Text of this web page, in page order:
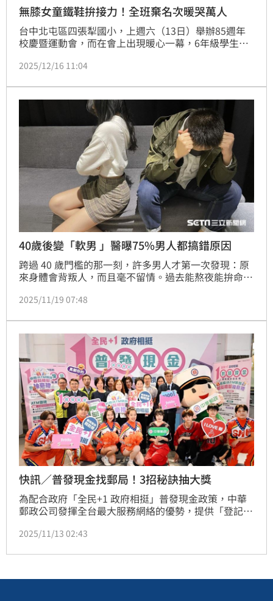
無膝女童鐵鞋拚接力！全班棄名次暖哭萬人
台中北屯區四張犁國小，上週六（13日）舉辦85週年
校慶暨運動會，而在會上出現暖心一幕，6年級學生的
在全班支持下，擔任比賽最後一棒，穿著鐵鞋支架在賽
的一幕，讓所有師生都感動不已。而畫面曝光後，也在
網路上引發熱議，網友們除了大讚宥萱很勇敢，也讚嘆
全班師生不在乎名次，讓孩子們留下最美好的回憶。
2025/12/16 11:04
40歲後變「軟男 」醫曝75%男人都搞錯原因
跨過 40 歲門檻的那一刻，許多男人才第一次發現：原
來身體會背叛人，而且毫不留情。過去能熬夜能拚命、
卡住、無力、反應鈍到陌生。那是一種說不出口的挫敗
是：多數人以為自己的問題是腎虛，但醫界指出：75%
的根源都不在腎，而是在「血管」。（記者唐家興）
2025/11/19 07:48
快訊／普發現金找郵局！3招秘訣抽大獎
為配合政府「全民+1 政府相挺」普發現金政策，中華
郵政公司發揮全台最大服務網絡的優勢，提供「登記入
讓民眾能夠輕鬆領取1萬元現金，同時再加碼推出抽獎
2025/11/13 02:43